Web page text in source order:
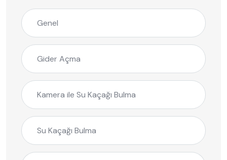
Genel
Gider Açma
Kamera ile Su Kaçağı Bulma
Su Kaçağı Bulma